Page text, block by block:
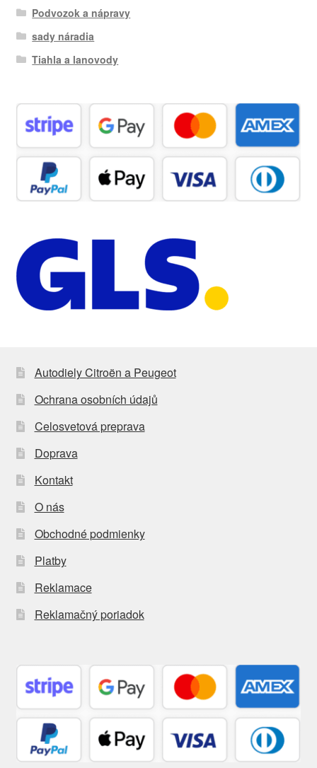
Podvozok a nápravy
sady náradia
Tiahla a lanovody
Autodiely Citroën a Peugeot
Ochrana osobních údajů
Celosvetová preprava
Doprava
Kontakt
O nás
Obchodné podmienky
Platby
Reklamace
Reklamačný poriadok